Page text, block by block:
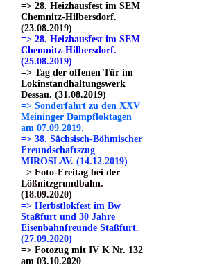
=> 28. Heizhausfest im SEM
Chemnitz-Hilbersdorf.
(23.08.2019)
=> 28. Heizhausfest im SEM
Chemnitz-Hilbersdorf.
(25.08.2019)
=> Tag der offenen Tür im
Lokinstandhaltungswerk
Dessau. (31.08.2019)
=> Sonderfahrt zu den XXV
Meininger Dampfloktagen
am 07.09.2019.
=> 38. Sächsisch-Böhmischer
Freundschaftszug
MIROSLAV. (14.12.2019)
=> Foto-Freitag bei der
Lößnitzgrundbahn.
(18.09.2020)
=> Herbstlokfest im Bw
Staßfurt und 30 Jahre
Eisenbahnfreunde Staßfurt.
(27.09.2020)
=> Fotozug mit IV K Nr. 132
am 03.10.2020